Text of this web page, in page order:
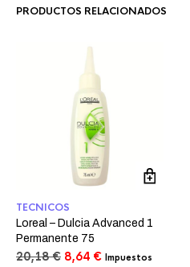
PRODUCTOS RELACIONADOS
TECNICOS
Loreal – Dulcia Advanced 1
Permanente 75
20,18€ El
8,64 €ElImpuestos